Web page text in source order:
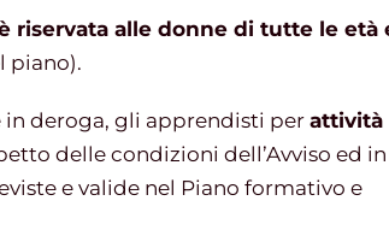
riservata alle donne di tutte le età
piano).
in deroga, gli apprendisti perattività
delle condizioni dell’Avviso ed in
e valide nel Piano formativo e